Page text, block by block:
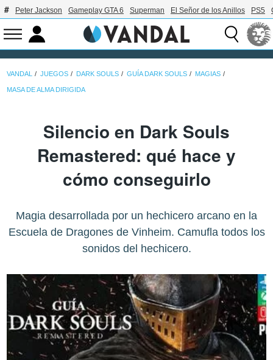
Peter Jackson Gameplay GTA 6 Superman El Señor de los Anillos PS5
VANDAL JUEGOS DARK SOULS GUÍA DARK SOULS MAGIAS
MASA DE ALMA DIRIGIDA
Silencio en Dark Souls
Remastered: qué hace y
cómo conseguirlo
Magia desarrollada por un hechicero arcano en la
Escuela de Dragones de Vinheim. Camufla todos los
sonidos del hechicero.